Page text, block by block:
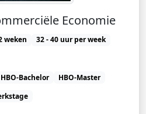
Economie
weken
32 - 40 uur per week
HBO-Bachelor
HBO-Master